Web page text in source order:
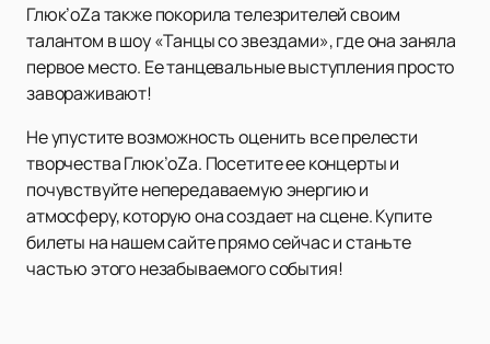
Глюк’oZa также покорила телезрителей своим
талантом в шоу «Танцы со звездами», где она заняла
первое место. Ее танцевальные выступления просто
завораживают!
Не упустите возможность оценить все прелести
творчества Глюк’oZa. Посетите ее концерты и
почувствуйте непередаваемую энергию и
атмосферу, которую она создает на сцене. Купите
билеты на нашем сайте прямо сейчас и станьте
частью этого незабываемого события!